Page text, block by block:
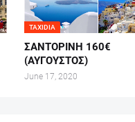
TAXIDIA
ΣΑΝΤΟΡΙΝΗ 160€
(ΑΥΓΟΥΣΤΟΣ)
June 17, 2020